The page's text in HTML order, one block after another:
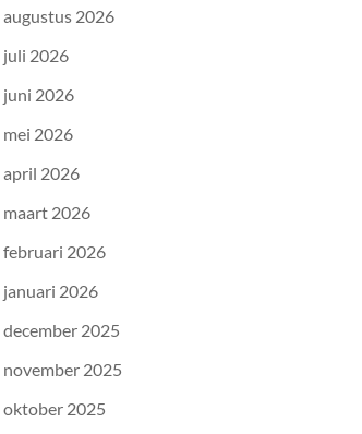
augustus 2026
juli 2026
juni 2026
mei 2026
april 2026
maart 2026
februari 2026
januari 2026
december 2025
november 2025
oktober 2025